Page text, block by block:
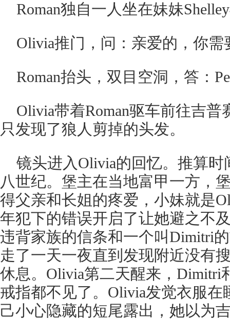
Roman独自一人坐在妹妹
Olivia推门，问：亲爱的，你需
Roman抬头，双目空洞，答：
Olivia带着Roman驱车前往吉普
只发现了狼人剪掉的头发。
镜头进入Olivia的回忆。推算
八世纪。堡主在当地富甲一方，
得父亲和长姐的疼爱，小妹就是
年犯下的错误开启了让她避之不
违背家族的信条和一个叫Dimitri
走了一天一夜直到发现附近没有
休息。Olivia第二天醒来，Dimitri
戒指都不见了。Olivia发觉衣服
己小心隐藏的短尾露出，她以为